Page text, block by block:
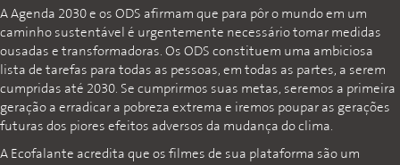
A Agenda 2030 e os ODS afirmam que para pôr o mundo em um
caminho sustentável é urgentemente necessário tomar medidas
ousadas e transformadoras. Os ODS constituem uma ambiciosa
lista de tarefas para todas as pessoas, em todas as partes, a serem
cumpridas até 2030. Se cumprirmos suas metas, seremos a primeira
geração a erradicar a pobreza extrema e iremos poupar as gerações
futuras dos piores efeitos adversos da mudança do clima.
A Ecofalante acredita que os filmes de sua plataforma são um